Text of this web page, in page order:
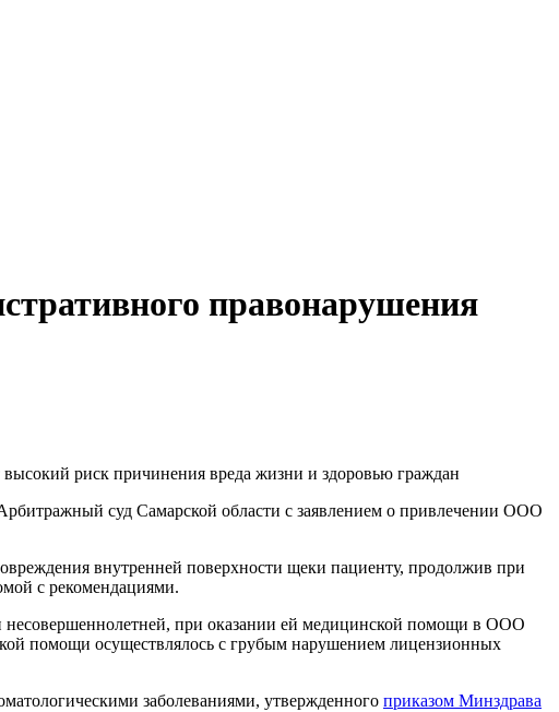
правонарушения
риск причинения вреда жизни и здоровью граждан
суд Самарской области с заявлением о привлечении ООО
внутренней поверхности щеки пациенту, продолжив при
с рекомендациями.
при оказании ей медицинской помощи в ООО
помощи осуществлялось с грубым нарушением лицензионных
заболеваниями, утвержденного приказом Минздрава